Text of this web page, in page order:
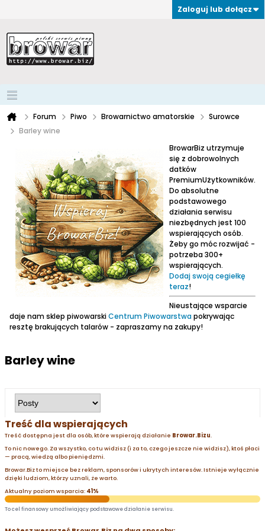
Zaloguj lub dołącz
Forum Piwo Browarnictwo amatorskie
Surowce
Barley wine
BrowarBiz utrzymuje
się z dobrowolnych
datków
PremiumUżytkowników.
Do absolutne
podstawowego
działania serwisu
niezbędnych jest 100
wspierających osób.
Żeby go móc rozwijać -
potrzeba 300+
wspierających.
Dodaj swoją cegiełkę
teraz!
Nieustające wsparcie
daje nam sklep piwowarskiCentrum Piwowarstwapokrywając
resztę brakujących talarów - zapraszamy na zakupy!
Barley wine
Treść dla wspierających
Treść dostępna jest dla osób, które wspierają działanie Browar.Bizu.
To nic nowego. Za wszystko, co tu widzisz (i za to, czego jeszcze nie widzisz), ktoś płaci
— pracą, wiedzą albo pieniędzmi.
Browar.Biz to miejsce bez reklam, sponsorów i ukrytych interesów. Istnieje wyłącznie
dzięki ludziom, którzy uznali, że warto.
Aktualny poziom wsparcia: 41%
To cel finansowy umożliwiający podstawowe działanie serwisu.